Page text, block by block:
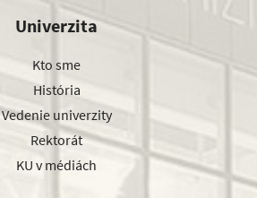
Univerzita
Kto sme
História
Vedenie univerzity
Rektorát
KU v médiách